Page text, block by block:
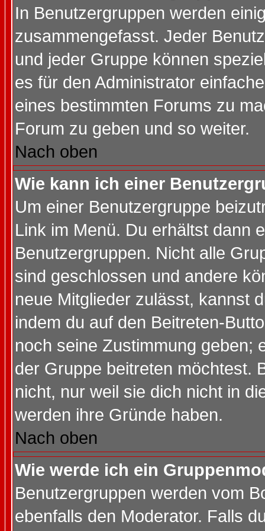
In Benutzergruppen werden
zusammengefasst. Jeder
und jeder Gruppe können
es für den Administrator
eines bestimmten Forums zu
Forum zu geben und so weiter.
Nach oben
Wie kann ich einer
Um einer Benutzergruppe
Link im Menü. Du erhältst dann
Benutzergruppen. Nicht alle
sind geschlossen und andere
neue Mitglieder zulässt, kannst
indem du auf den Beitreten-
noch seine Zustimmung geben;
der Gruppe beitreten möchtest.
nicht, nur weil sie dich nicht in
werden ihre Gründe haben.
Nach oben
Wie werde ich ein
Benutzergruppen werden vom
ebenfalls den Moderator. Falls